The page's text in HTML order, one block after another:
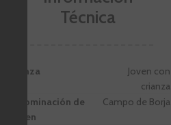
Técnica
Crianza
Joven con
crianza
Denominación de
Origen
Campo de Borja